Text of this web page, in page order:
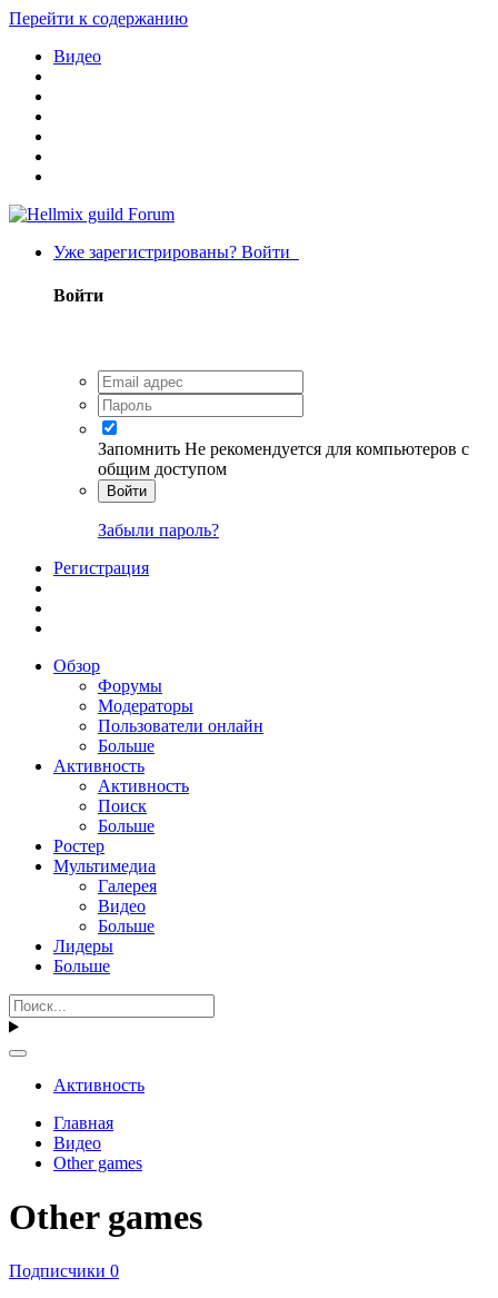
Перейти к содержанию
Видео
Уже зарегистрированы? Войти
Войти
Запомнить Не рекомендуется для компьютеров с
общим доступом
Войти
Забыли пароль?
Регистрация
Обзор
Форумы
Модераторы
Пользователи онлайн
Больше
Активность
Активность
Поиск
Больше
Ростер
Мультимедиа
Галерея
Видео
Больше
Лидеры
Больше
Активность
Главная
Видео
Other games
Other games
Подписчики 0